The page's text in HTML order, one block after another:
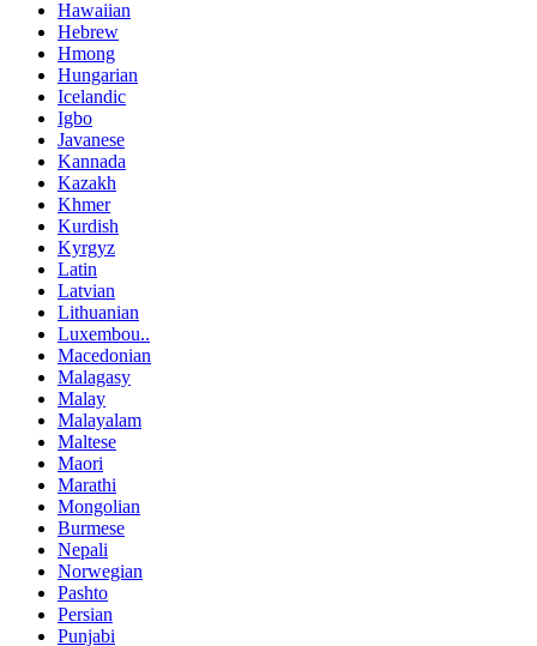
Hawaiian
Hebrew
Hmong
Hungarian
Icelandic
Igbo
Javanese
Kannada
Kazakh
Khmer
Kurdish
Kyrgyz
Latin
Latvian
Lithuanian
Luxembou..
Macedonian
Malagasy
Malay
Malayalam
Maltese
Maori
Marathi
Mongolian
Burmese
Nepali
Norwegian
Pashto
Persian
Punjabi